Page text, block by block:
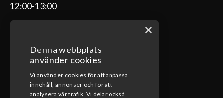
12:00-13:00
ÖPPETTIDER VERKSTAD
Måndag-Fredag
08:00-17:00
×
Denna webbplats
använder cookies
Vi använder cookies för att anpassa
innehåll, annonser och för att
analysera vår trafik. Vi delar också